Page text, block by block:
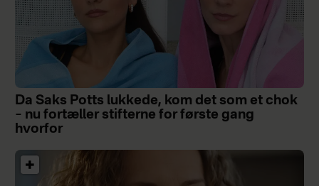
Da Saks Potts lukkede, kom det som et chok
– nu fortæller stifterne for første gang
hvorfor